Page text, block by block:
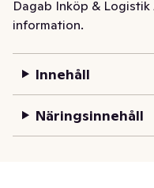
Dagab Inköp &
information.
Innehåll
Näringsinnehåll